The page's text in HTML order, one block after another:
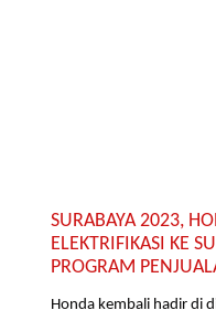
SURABAYA 2023,
ELEKTRIFIKASI KE
PROGRAM
Honda kembali hadir di